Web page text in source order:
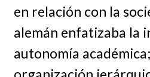
en relación con la
alemán enfatizaba la
autonomía